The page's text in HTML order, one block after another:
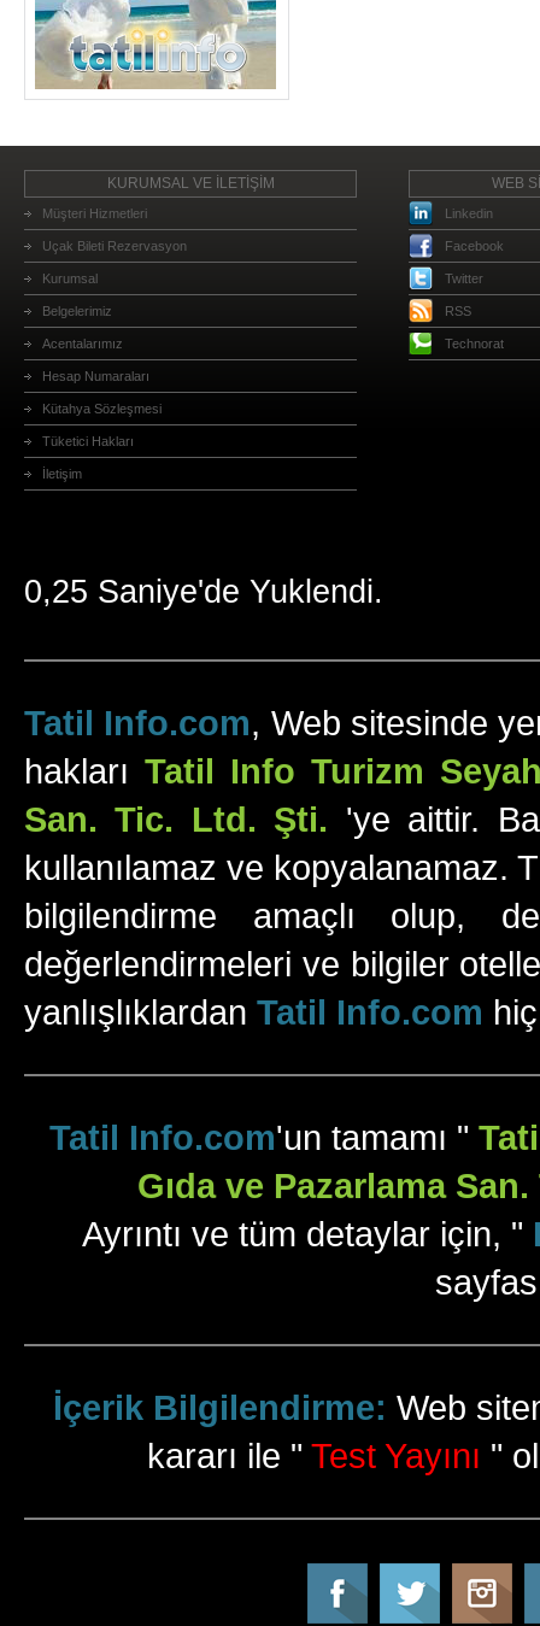
KURUMSAL VE İLETİŞİM
Müşteri Hizmetleri
Uçak Bileti Rezervasyon
Kurumsal
Belgelerimiz
Acentalarımız
Hesap Numaraları
Kütahya Sözleşmesi
Tüketici Hakları
İletişim
WEB
Linkedin
Facebook
Twitter
RSS
Technorat
0,25 Saniye'de Yuklendi.
Tatil Info.com, Web sitesinde
hakları Tatil Info Turizm
San. Tic. Ltd. Şti. 'ye aittir.
kullanılamaz ve kopyalanamaz.
bilgilendirme amaçlı olup,
değerlendirmeleri ve bilgiler
yanlışlıklardan Tatil Info.com
Tatil Info.com'un tamamı "
Gıda ve Pazarlama
Ayrıntı ve tüm detaylar için, "
İçerik Bilgilendirme: Web
kararı ile " Test Yayını "